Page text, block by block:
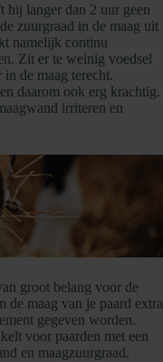
langer dan 2 uur geen
zuurgraad in de maag uit
namelijk continu
Zit er te weinig voedsel
de maag terecht.
daarom ook erg krachtig.
irriteren en
groot belang voor de
de maag van je paard extra
gegeven worden.
voor paarden met een
en maagzuurgraad.